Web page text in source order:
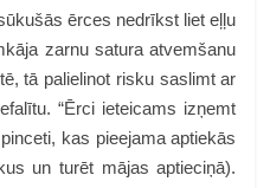
ērces nedrīkst liet eļļu
zarnu satura atvemšanu
tā palielinot risku saslimt ar
“Ērci ieteicams izņemt
kas pieejama aptiekās
un turēt mājas aptieciņā).